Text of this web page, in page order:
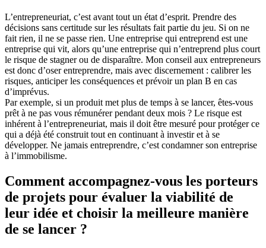
L’entrepreneuriat, c’est avant tout un état d’esprit. Prendre des
décisions sans certitude sur les résultats fait partie du jeu. Si on ne
fait rien, il ne se passe rien. Une entreprise qui entreprend est une
entreprise qui vit, alors qu’une entreprise qui n’entreprend plus court
le risque de stagner ou de disparaître. Mon conseil aux entrepreneurs
est donc d’oser entreprendre, mais avec discernement : calibrer les
risques, anticiper les conséquences et prévoir un plan B en cas
d’imprévus.
Par exemple, si un produit met plus de temps à se lancer, êtes-vous
prêt à ne pas vous rémunérer pendant deux mois ? Le risque est
inhérent à l’entrepreneuriat, mais il doit être mesuré pour protéger ce
qui a déjà été construit tout en continuant à investir et à se
développer. Ne jamais entreprendre, c’est condamner son entreprise
à l’immobilisme.
Comment accompagnez-vous les porteurs
de projets pour évaluer la viabilité de
leur idée et choisir la meilleure manière
de se lancer ?